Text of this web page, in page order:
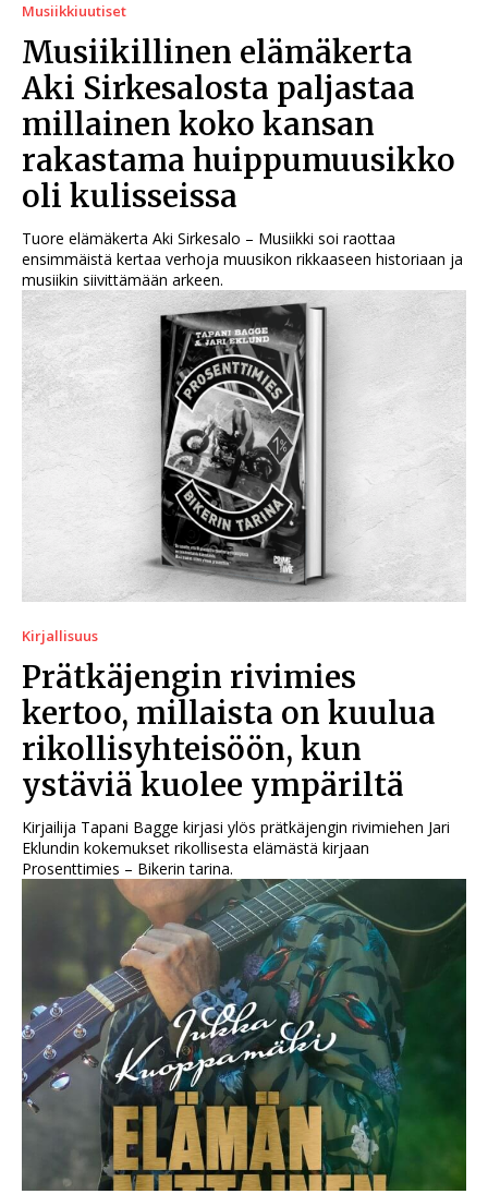
Musiikkiuutiset
Musiikillinen elämäkerta
Aki Sirkesalosta paljastaa
millainen koko kansan
rakastama huippumuusikko
oli kulisseissa
Tuore elämäkerta Aki Sirkesalo – Musiikki soi raottaa
ensimmäistä kertaa verhoja muusikon rikkaaseen historiaan ja
musiikin siivittämään arkeen.
Kirjallisuus
Prätkäjengin rivimies
kertoo, millaista on kuulua
rikollisyhteisöön, kun
ystäviä kuolee ympäriltä
Kirjailija Tapani Bagge kirjasi ylös prätkäjengin rivimiehen Jari
Eklundin kokemukset rikollisesta elämästä kirjaan
Prosenttimies – Bikerin tarina.